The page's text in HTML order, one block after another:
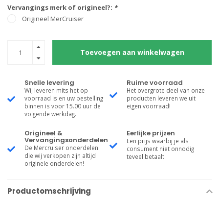
Vervangings merk of origineel?: *
Origineel MerCruiser
Toevoegen aan winkelwagen
Snelle levering
Wij leveren mits het op
voorraad is en uw bestelling
binnen is voor 15.00 uur de
volgende werkdag.
Ruime voorraad
Het overgrote deel van onze
producten leveren we uit
eigen voorraad!
Origineel &
Vervangingsonderdelen
De Mercruiser onderdelen
die wij verkopen zijn altijd
originele onderdelen!
Eerlijke prijzen
Een prijs waarbij je als
consument niet onnodig
teveel betaalt
Productomschrijving